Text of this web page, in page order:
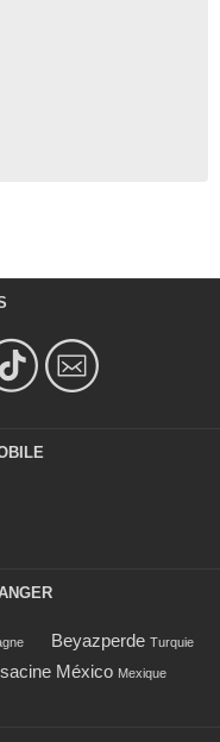
Beyazperde Turquie
México Mexique